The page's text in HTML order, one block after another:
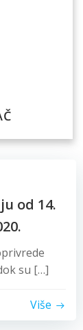
od 14.
su […]
Više